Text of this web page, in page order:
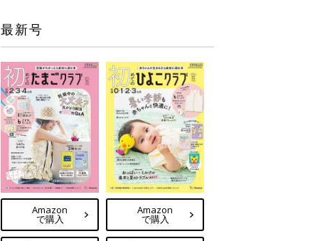
最新号
Amazon
で購入
Amazon
で購入